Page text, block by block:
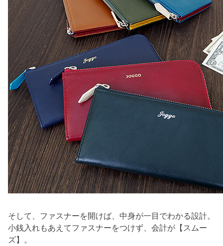
そして、ファスナーを開けば、中身が一目でわかる設計。
小銭入れもあえてファスナーをつけず、会計が【スムー
ズ】。